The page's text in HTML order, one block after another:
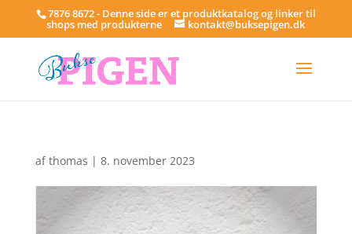
7876 8672 - Denne side er et produktkatalog og linker til
shops med produkterne kontakt@buksepigen.dk
afthomas | 8. november 2023